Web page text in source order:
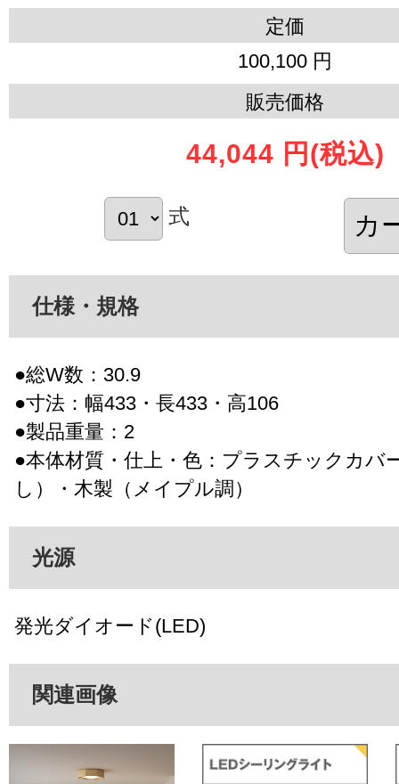
定価
100,100 円
販売価格
44,044 円 (税込)
式
仕様・規格
●総W数：30.9
●寸法：幅433・長433・高106
●製品重量：2
●本体材質・仕上・色：プラスチックカバ
し）・木製（メイプル調）
光源
発光ダイオード(LED)
関連画像